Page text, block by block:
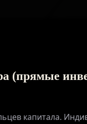
(прямые
капитала.